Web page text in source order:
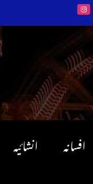
افسانہ انشائیہ